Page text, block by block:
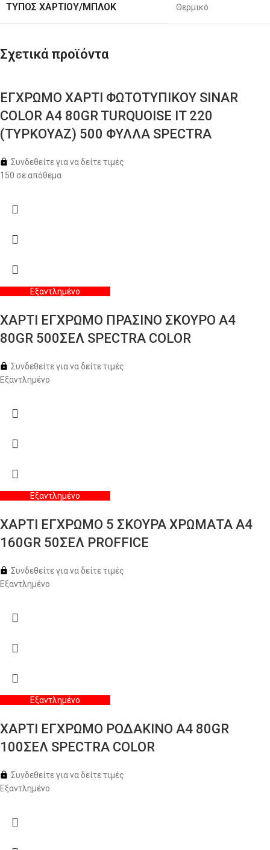
ΤΎΠΟΣ ΧΑΡΤΙΟΎ/ΜΠΛΟΚ Θερμικό
Σχετικά προϊόντα
ΕΓΧΡΩΜΟ ΧΑΡΤΙ ΦΩΤΟΤΥΠΙΚΟΥ SINAR
COLOR A4 80GR TURQUOISE IT 220
(ΤΥΡΚΟΥΑΖ) 500 ΦΥΛΛΑ SPECTRA
Συνδεθείτε για να δείτε τιμές
150 σε απόθεμα
Εξαντλημένο
ΧΑΡΤΙ ΕΓΧΡΩΜΟ ΠΡΑΣΙΝΟ ΣΚΟΥΡΟ Α4
80GR 500ΣΕΛ SPECTRA COLOR
Συνδεθείτε για να δείτε τιμές
Εξαντλημένο
Εξαντλημένο
ΧΑΡΤΙ ΕΓΧΡΩΜΟ 5 ΣΚΟΥΡΑ ΧΡΩΜΑΤΑ Α4
160GR 50ΣΕΛ PROFFICE
Συνδεθείτε για να δείτε τιμές
Εξαντλημένο
Εξαντλημένο
ΧΑΡΤΙ ΕΓΧΡΩΜΟ ΡΟΔΑΚΙΝΟ Α4 80GR
100ΣΕΛ SPECTRA COLOR
Συνδεθείτε για να δείτε τιμές
Εξαντλημένο